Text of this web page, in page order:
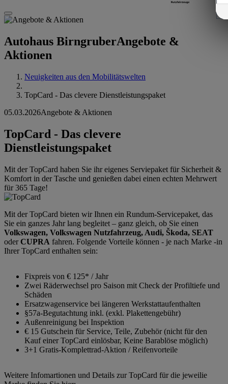
Autohaus BirngruberAngebote &
Aktionen
Neuigkeiten aus den Mobilitätswelten
TopCard - Das clevere Dienstleistungspaket
05.03.2026Angebote & Aktionen
TopCard - Das clevere
Dienstleistungspaket
Mit der TopCard haben Sie ihr eigenes Serviepaket für Sicherheit &
Komfort in der Tasche und genießen dabei einen echten Mehrwert
für 365 Tage!
Mit der TopCard bieten wir Ihnen ein Rundum-Servicepaket, das
Sie ein ganzes Jahr lang begleitet – ganz gleich, ob Sie einen
Volkswagen, Volkswagen Nutzfahrzeug, Audi, Škoda, SEAT
oderCUPRA fahren. Folgende Vorteile können - je nach Marke -in
Ihrer TopCard enthalten sein:
Fixpreis von € 125* / Jahr
Zwei Räderwechsel pro Saison mit Check der Profiltiefe und
Schäden
Ersatzwagenservice bei längeren Werkstattaufenthalten
§57a-Begutachtung inkl. (exkl. Plakettengebühr)
Außenreinigung bei Inspektion
€ 15 Gutschein für Service, Teile, Zubehör (nicht für den
Kauf einer TopCard einlösbar, Keine Barablöse möglich)
3+1 Gratis-Komplettrad-Aktion / Reifenvorteile
Weitere Infomartionen und Details zur TopCard für die jeweilie